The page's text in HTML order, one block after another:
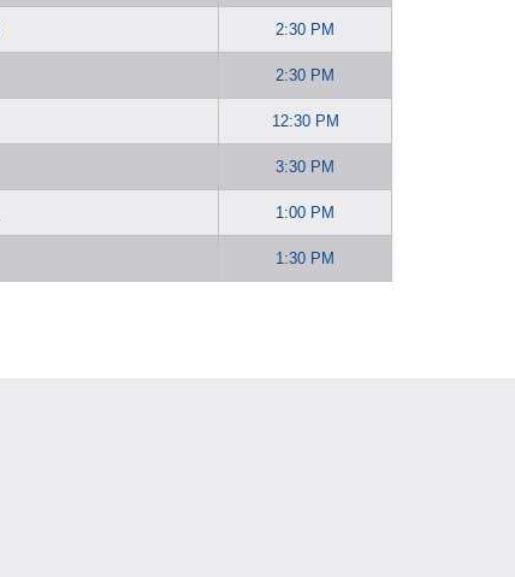
2:30 PM
2:30 PM
12:30 PM
3:30 PM
1:00 PM
1:30 PM